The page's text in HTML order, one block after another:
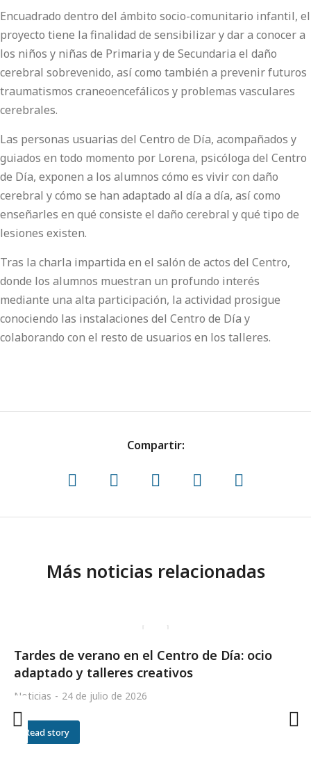
Encuadrado dentro del ámbito socio-comunitario infantil, el
proyecto tiene la finalidad de sensibilizar y dar a conocer a
los niños y niñas de Primaria y de Secundaria el daño
cerebral sobrevenido, así como también a prevenir futuros
traumatismos craneoencefálicos y problemas vasculares
cerebrales.
Las personas usuarias del Centro de Día, acompañados y
guiados en todo momento por Lorena, psicóloga del Centro
de Día, exponen a los alumnos cómo es vivir con daño
cerebral y cómo se han adaptado al día a día, así como
enseñarles en qué consiste el daño cerebral y qué tipo de
lesiones existen.
Tras la charla impartida en el salón de actos del Centro,
donde los alumnos muestran un profundo interés
mediante una alta participación, la actividad prosigue
conociendo las instalaciones del Centro de Día y
colaborando con el resto de usuarios en los talleres.
Compartir:
Más noticias relacionadas
Tardes de verano en el Centro de Día: ocio
adaptado y talleres creativos
Noticias 24 de julio de 2026
Read story